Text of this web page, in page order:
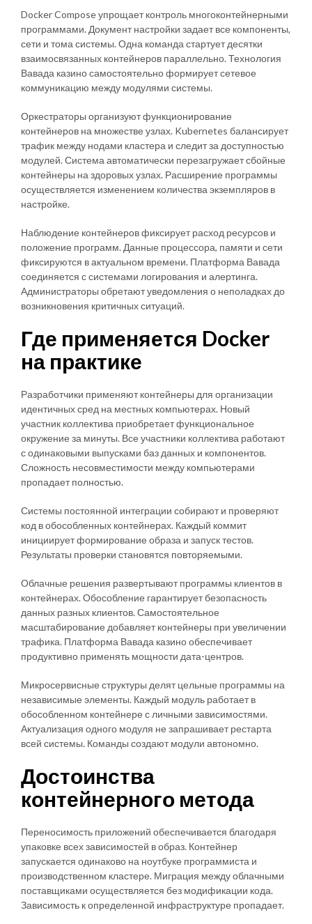
Docker Compose упрощает контроль многоконтейнерными
программами. Документ настройки задает все компоненты,
сети и тома системы. Одна команда стартует десятки
взаимосвязанных контейнеров параллельно. Технология
Вавада казино самостоятельно формирует сетевое
коммуникацию между модулями системы.
Оркестраторы организуют функционирование
контейнеров на множестве узлах. Kubernetes балансирует
трафик между нодами кластера и следит за доступностью
модулей. Система автоматически перезагружает сбойные
контейнеры на здоровых узлах. Расширение программы
осуществляется изменением количества экземпляров в
настройке.
Наблюдение контейнеров фиксирует расход ресурсов и
положение программ. Данные процессора, памяти и сети
фиксируются в актуальном времени. Платформа Вавада
соединяется с системами логирования и алертинга.
Администраторы обретают уведомления о неполадках до
возникновения критичных ситуаций.
Где применяется Docker
на практике
Разработчики применяют контейнеры для организации
идентичных сред на местных компьютерах. Новый
участник коллектива приобретает функциональное
окружение за минуты. Все участники коллектива работают
с одинаковыми выпусками баз данных и компонентов.
Сложность несовместимости между компьютерами
пропадает полностью.
Системы постоянной интеграции собирают и проверяют
код в обособленных контейнерах. Каждый коммит
инициирует формирование образа и запуск тестов.
Результаты проверки становятся повторяемыми.
Облачные решения развертывают программы клиентов в
контейнерах. Обособление гарантирует безопасность
данных разных клиентов. Самостоятельное
масштабирование добавляет контейнеры при увеличении
трафика. Платформа Вавада казино обеспечивает
продуктивно применять мощности дата-центров.
Микросервисные структуры делят цельные программы на
независимые элементы. Каждый модуль работает в
обособленном контейнере с личными зависимостями.
Актуализация одного модуля не запрашивает рестарта
всей системы. Команды создают модули автономно.
Достоинства
контейнерного метода
Переносимость приложений обеспечивается благодаря
упаковке всех зависимостей в образ. Контейнер
запускается одинаково на ноутбуке программиста и
производственном кластере. Миграция между облачными
поставщиками осуществляется без модификации кода.
Зависимость к определенной инфраструктуре пропадает.